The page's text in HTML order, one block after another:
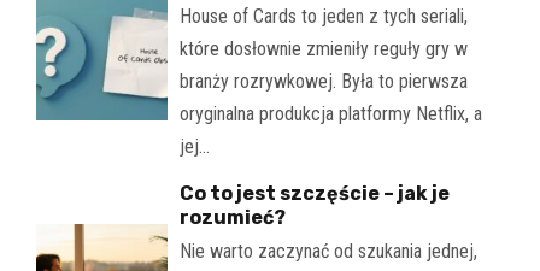
House of Cards to jeden z tych seriali,
które dosłownie zmieniły reguły gry w
branży rozrywkowej. Była to pierwsza
oryginalna produkcja platformy Netflix, a
jej…
Co to jest szczęście – jak je
rozumieć?
Nie warto zaczynać od szukania jednej,